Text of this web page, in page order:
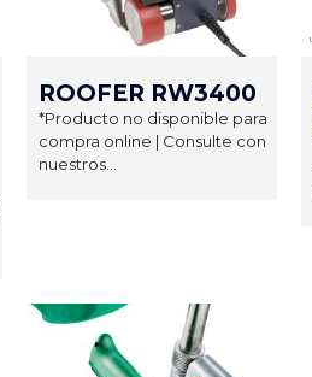
ROOFER RW3400
*Producto no disponible para
compra online | Consulte con
nuestros...